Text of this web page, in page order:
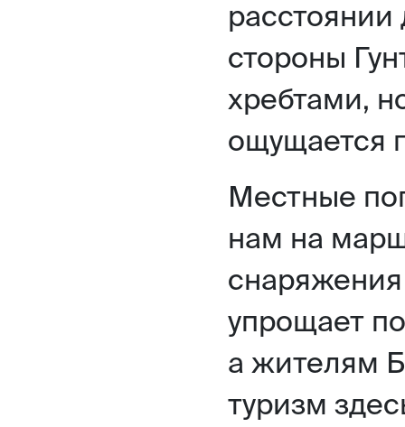
расстоянии
стороны
хребтами,
ощущается
Местные
нам на
снаряжения
упрощает
а жителям
туризм